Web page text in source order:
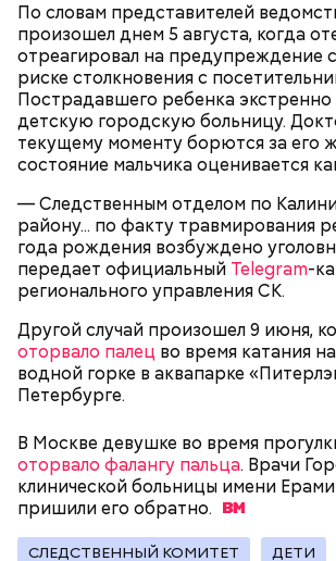
По словам представителей
произошел днем 5 августа, когда
отреагировал на предупреждение
риске столкновения с
Пострадавшего ребенка экстренно
детскую городскую больницу.
текущему моменту борются за его
состояние мальчика оценивается
— Следственным отделом по
району... по факту травмирования
года рождения возбуждено
передает официальный Telegram-
регионального управления СК.
Другой случай произошел 9 июня,
оторвало палец во время катания
водной горке в аквапарке
Петербурге.
В Москве девушке во время
оторвало фалангу пальца. Врачи
клинической больницы имени
пришили его обратно.
СЛЕДСТВЕННЫЙ КОМИТЕТ ДЕТИ
— Гасанов, являясь индивидуальным
предпринимателем, осуществлял
предпринимательскую
Родственники обналичивали деньги
их Гасанову. А чтобы пользоваться
вызвать подозрений у налоговой,
распределял их между еще
либопокупал на них квартиры
Следующим подопытным стал друг
Миссюры Константин. 3 февраля
когда молодые люди ехали вместе
подозреваемый угостил приятеля
этиленгликолем. Через два дня
больнице.
— Мы съездили за витаминами,
поднялись домой. У него
через сутки... Его увезли в больницу,
реанимировали, и там он скончался,
Миссюра на допросе.
Видео: пресс-служба ГСУ СК по Московской